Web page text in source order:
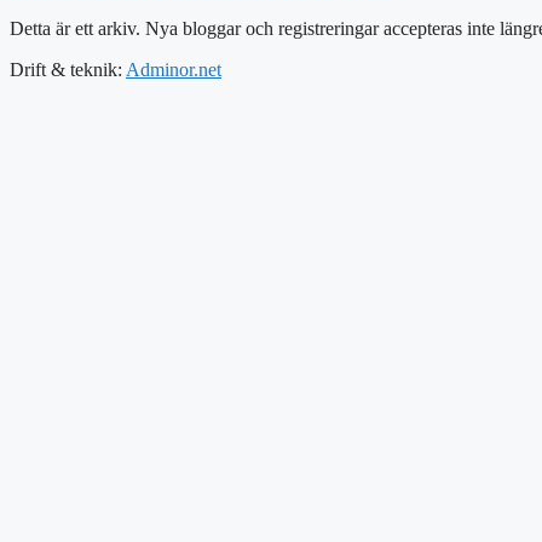
Detta är ett arkiv. Nya bloggar och registreringar accepteras inte
Drift & teknik: Adminor.net